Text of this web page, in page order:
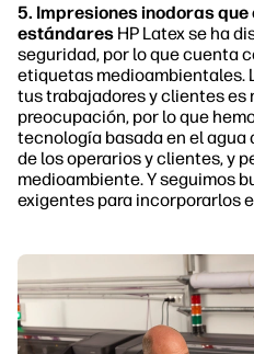
5. Impresiones inodoras que
estándares HP Latex se ha
seguridad, por lo que cuenta
etiquetas medioambientales.
tus trabajadores y clientes es
preocupación, por lo que
tecnología basada en el agua
de los operarios y clientes, y
medioambiente. Y seguimos
exigentes para incorporarlos